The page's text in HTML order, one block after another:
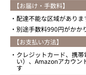
【お届け・手数料】
配達不能な区域がありま
別途手数料990円がかか
【お支払い方法】
クレジットカード、携
い）、Amazonアカウ
す